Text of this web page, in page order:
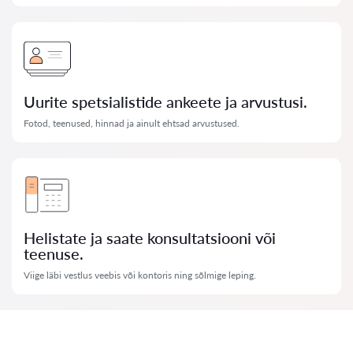
Uurite spetsialistide ankeete ja arvustusi.
Fotod, teenused, hinnad ja ainult ehtsad arvustused.
Helistate ja saate konsultatsiooni või
teenuse.
Viige läbi vestlus veebis või kontoris ning sõlmige leping.